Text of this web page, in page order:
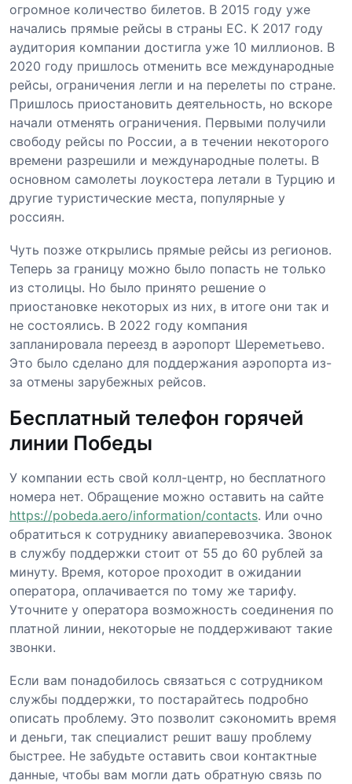
огромное количество билетов. В 2015 году уже
начались прямые рейсы в страны ЕС. К 2017 году
аудитория компании достигла уже 10 миллионов. В
2020 году пришлось отменить все международные
рейсы, ограничения легли и на перелеты по стране.
Пришлось приостановить деятельность, но вскоре
начали отменять ограничения. Первыми получили
свободу рейсы по России, а в течении некоторого
времени разрешили и международные полеты. В
основном самолеты лоукостера летали в Турцию и
другие туристические места, популярные у
россиян.
Чуть позже открылись прямые рейсы из регионов.
Теперь за границу можно было попасть не только
из столицы. Но было принято решение о
приостановке некоторых из них, в итоге они так и
не состоялись. В 2022 году компания
запланировала переезд в аэропорт Шереметьево.
Это было сделано для поддержания аэропорта из-
за отмены зарубежных рейсов.
Бесплатный телефон горячей
линии Победы
У компании есть свой колл-центр, но бесплатного
номера нет. Обращение можно оставить на сайте
https://pobeda.aero/information/contacts. Или очно
обратиться к сотруднику авиаперевозчика. Звонок
в службу поддержки стоит от 55 до 60 рублей за
минуту. Время, которое проходит в ожидании
оператора, оплачивается по тому же тарифу.
Уточните у оператора возможность соединения по
платной линии, некоторые не поддерживают такие
звонки.
Если вам понадобилось связаться с сотрудником
службы поддержки, то постарайтесь подробно
описать проблему. Это позволит сэкономить время
и деньги, так специалист решит вашу проблему
быстрее. Не забудьте оставить свои контактные
данные, чтобы вам могли дать обратную связь по